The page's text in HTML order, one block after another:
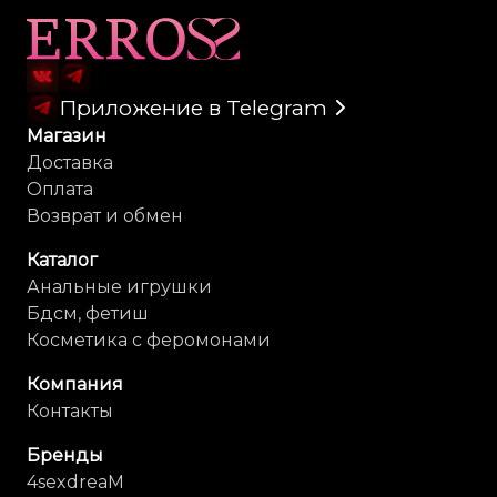
Перезаряжаемый с помощью магнитного USB-кабеля,
время зарядки - 240 минут.
Поставляется с гарантией от производителя на 15 лет.
Приложение в Telegram
Магазин
Доставка
Оплата
Возврат и обмен
Каталог
Анальные игрушки
Бдсм, фетиш
Косметика с феромонами
Компания
Контакты
Бренды
4sexdreaM
Карта сайта